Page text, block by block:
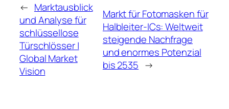
← Marktausblick
und Analyse für
schlüssellose
Türschlösser |
Global Market
Vision
Markt für Fotomasken für
Halbleiter-ICs: Weltweit
steigende Nachfrage
und enormes Potenzial
bis 2535 →